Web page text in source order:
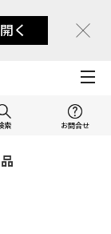
開く
索 お問合せ